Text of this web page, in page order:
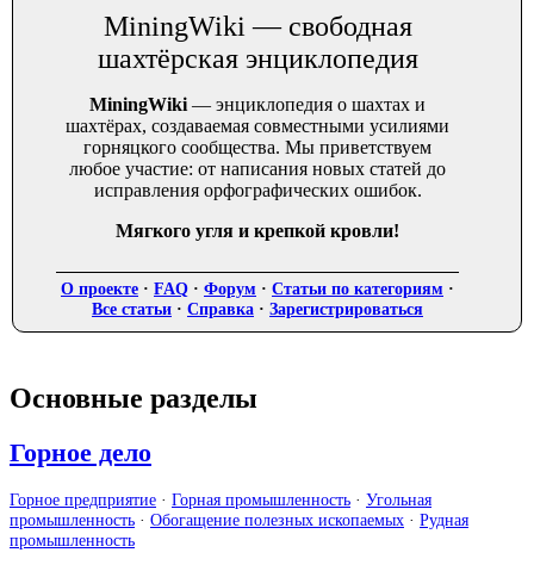
MiningWiki — свободная
шахтёрская энциклопедия
MiningWiki— энциклопедия о шахтах и
шахтёрах, создаваемая совместными усилиями
горняцкого сообщества. Мы приветствуем
любое участие: от написания новых статей до
исправления орфографических ошибок.
Мягкого угля и крепкой кровли!
О проекте · FAQ · Форум · Статьи по категориям ·
Все статьи · Справка · Зарегистрироваться
Основные разделы
Горное дело
Горное предприятие · Горная промышленность · Угольная
промышленность · Обогащение полезных ископаемых · Рудная
промышленность